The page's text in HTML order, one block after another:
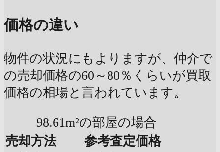
価格の違い
物件の状況にもよりますが、仲介で
の売却価格の60～80％くらいが買取
価格の相場と言われています。
98.61m²の部屋の場合
売却方法
参考査定価格